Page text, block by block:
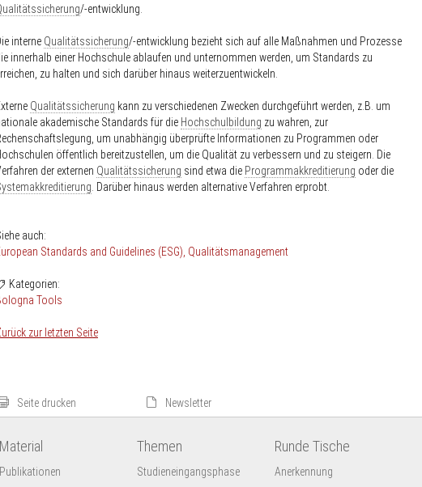
/-entwicklung.
interne Qualitätssicherung/-entwicklung bezieht sich auf alle Maßnahmen und Prozesse
innerhalb einer Hochschule ablaufen und unternommen werden, um Standards zu
zu halten und sich darüber hinaus weiterzuentwickeln.
Qualitätssicherung kann zu verschiedenen Zwecken durchgeführt werden, z.B. um
akademische Standards für die Hochschulbildung zu wahren, zur
um unabhängig überprüfte Informationen zu Programmen oder
öffentlich bereitzustellen, um die Qualität zu verbessern und zu steigern. Die
der externen Qualitätssicherung sind etwa die Programmakkreditierung oder die
. Darüber hinaus werden alternative Verfahren erprobt.
auch:
Standards and Guidelines (ESG) Qualitätsmanagement
Kategorien:
Tools
zur letzten Seite
Seite drucken Newsletter
Material
Publikationen
Themen
Studieneingangsphase
Runde Tische
Anerkennung